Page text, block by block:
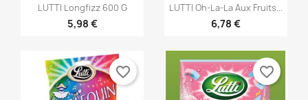
Vorschau
LUTTI Longfizz 600 G
5,98 €
Vorschau
LUTTI Oh-La-La Aux Fruits...
6,78 €
favorite_border favorite_border